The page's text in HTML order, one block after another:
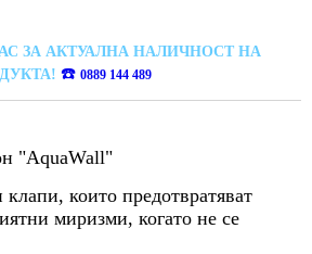
ЗА АКТУАЛНА НАЛИЧНОСТ НА
☎️ 0889 144 489
"AquaWall"
които предотвратяват
миризми, когато не се